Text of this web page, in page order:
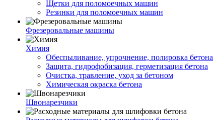
Щетки для поломоечных машин
Резинки для поломоечных машин
Фрезеровальные машины
Химия
Обеспыливание, упрочнение, полировка бетона
Защита, гидрофобизация, герметизация бетона
Очистка, травление, уход за бетоном
Химическая окраска бетона
Швонарезчики